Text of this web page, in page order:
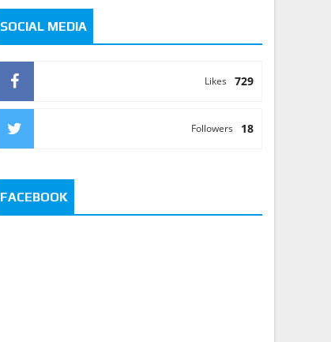
SOCIAL MEDIA
729
Likes
18
Followers
FACEBOOK